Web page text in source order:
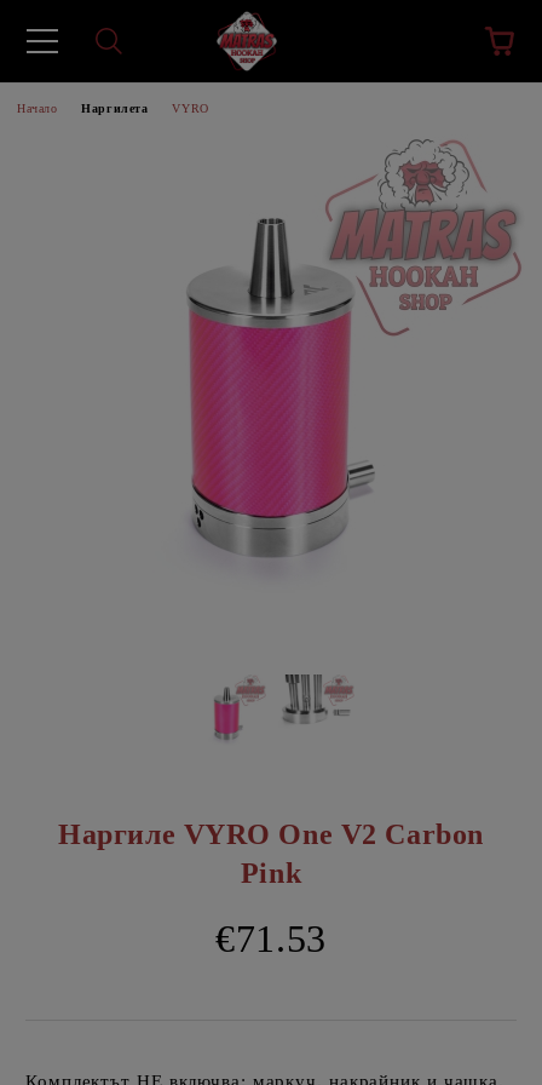
Начало Наргилета VYRO
Наргиле VYRO One V2 Carbon
Pink
€71.53